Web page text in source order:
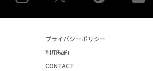
プライバシーポリシー
利用規約
CONTACT